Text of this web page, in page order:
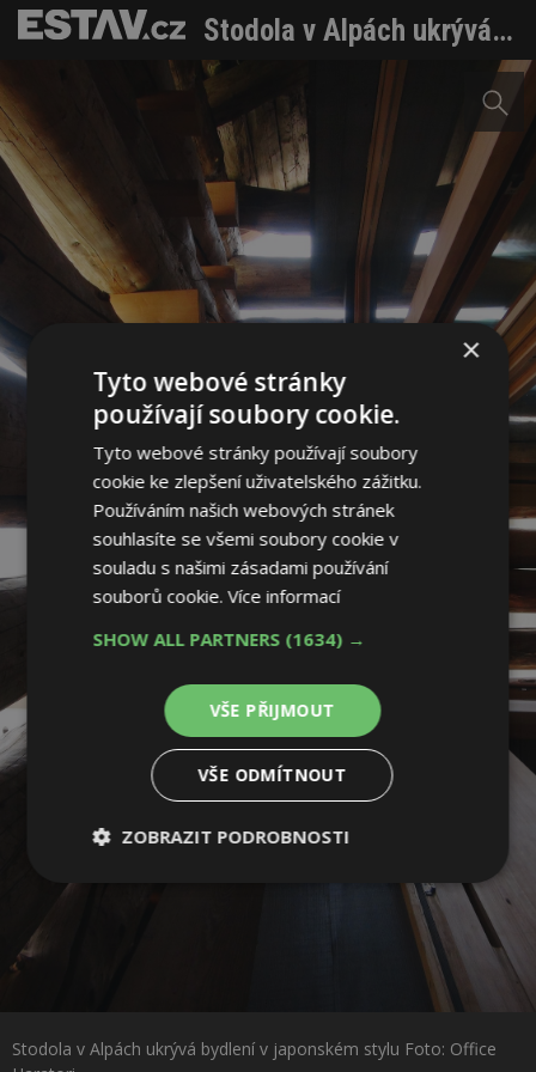
Stodola v Alpách ukrývá bydlení v japonském stylu
Stodola v Alpách ukrývá bydlení v japonském stylu Foto: Office
Sdílet na Pinterestu
×
Tyto webové stránky
používají soubory cookie.
Tyto webové stránky používají soubory
cookie ke zlepšení uživatelského zážitku.
Používáním našich webových stránek
souhlasíte se všemi soubory cookie v
souladu s našimi zásadami používání
souborů cookie.Více informací
SHOW ALL PARTNERS (1634) →
VŠE PŘIJMOUT
VŠE ODMÍTNOUT
ZOBRAZIT PODROBNOSTI
Soubory
cílení
soubory